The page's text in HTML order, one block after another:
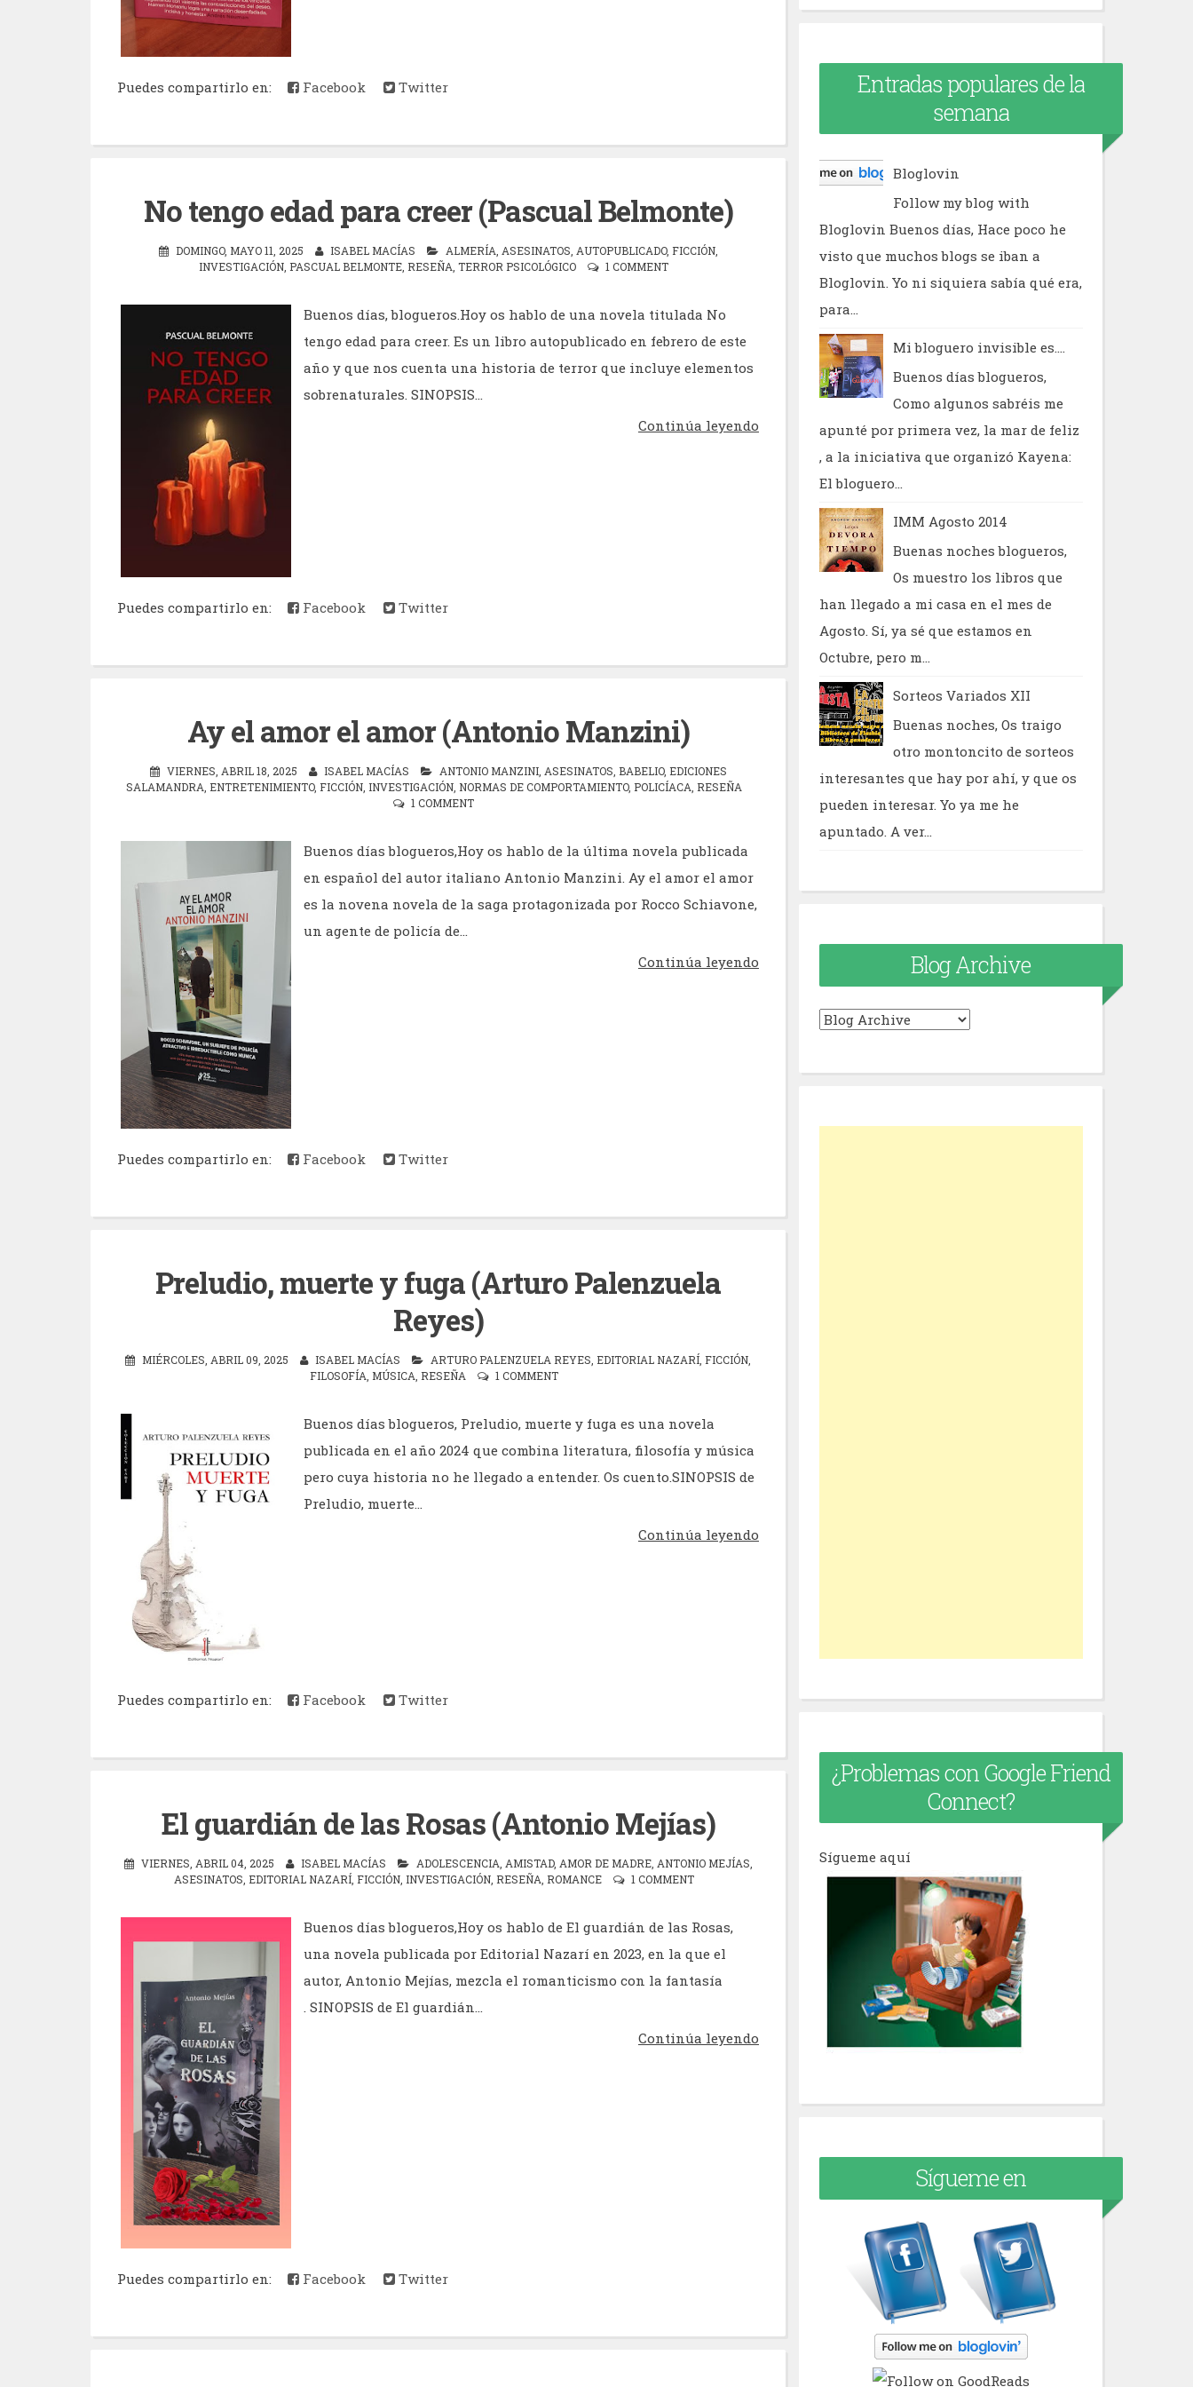
Puedes compartirlo en: Facebook Twitter
No tengo edad para creer (Pascual Belmonte)
DOMINGO, MAYO 11, 2025 ISABEL MACÍAS ALMERÍA ASESINATOS AUTOPUBLICADO, FICCIÓN,
INVESTIGACIÓN PASCUAL BELMONTE RESEÑA TERROR PSICOLÓGICO 1 COMMENT
Buenos días, blogueros.Hoy os hablo de una novela titulada No
tengo edad para creer. Es un libro autopublicado en febrero de este
año y que nos cuenta una historia de terror que incluye elementos
sobrenaturales. SINOPSIS...
Continúa leyendo
Puedes compartirlo en: Facebook Twitter
Ay el amor el amor (Antonio Manzini)
VIERNES, ABRIL 18, 2025 ISABEL MACÍAS ANTONIO MANZINI, ASESINATOS BABELIO, EDICIONES
SALAMANDRA ENTRETENIMIENTO, FICCIÓN, INVESTIGACIÓN, NORMAS DE COMPORTAMIENTO, POLICÍACA RESEÑA
1 COMMENT
Buenos días blogueros,Hoy os hablo de la última novela publicada
en español del autor italiano Antonio Manzini. Ay el amor el amor
es la novena novela de la saga protagonizada por Rocco Schiavone,
un agente de policía de...
Continúa leyendo
Puedes compartirlo en: Facebook Twitter
Preludio, muerte y fuga (Arturo Palenzuela
Reyes)
MIÉRCOLES, ABRIL 09, 2025 ISABEL MACÍAS ARTURO PALENZUELA REYES EDITORIAL NAZARÍ FICCIÓN
FILOSOFÍA MÚSICA RESEÑA 1 COMMENT
Buenos días blogueros, Preludio, muerte y fuga es una novela
publicada en el año 2024 que combina literatura, filosofía y música
pero cuya historia no he llegado a entender. Os cuento.SINOPSIS de
Preludio, muerte...
Continúa leyendo
Puedes compartirlo en: Facebook Twitter
El guardián de las Rosas (Antonio Mejías)
VIERNES, ABRIL 04, 2025 ISABEL MACÍAS ADOLESCENCIA AMISTAD, AMOR DE MADRE, ANTONIO MEJÍAS
ASESINATOS EDITORIAL NAZARÍ, FICCIÓN, INVESTIGACIÓN, RESEÑA ROMANCE 1 COMMENT
Buenos días blogueros,Hoy os hablo de El guardián de las Rosas,
una novela publicada por Editorial Nazarí en 2023, en la que el
autor, Antonio Mejías, mezcla el romanticismo con la fantasía
. SINOPSIS de El guardián...
Continúa leyendo
Puedes compartirlo en: Facebook Twitter
Entradas populares de la
semana
Bloglovin
Follow my blog with
Bloglovin Buenos días, Hace poco he
visto que muchos blogs se iban a
Bloglovin. Yo ni siquiera sabía qué era,
para...
Mi bloguero invisible es....
Buenos días blogueros,
Como algunos sabréis me
apunté por primera vez, la mar de feliz
, a la iniciativa que organizó Kayena:
El bloguero...
IMM Agosto 2014
Buenas noches blogueros,
Os muestro los libros que
han llegado a mi casa en el mes de
Agosto. Sí, ya sé que estamos en
Octubre, pero m...
Sorteos Variados XII
Buenas noches, Os traigo
otro montoncito de sorteos
interesantes que hay por ahí, y que os
pueden interesar. Yo ya me he
apuntado. A ver...
Blog Archive
¿Problemas con Google Friend
Connect?
Sígueme aquí
Sígueme en